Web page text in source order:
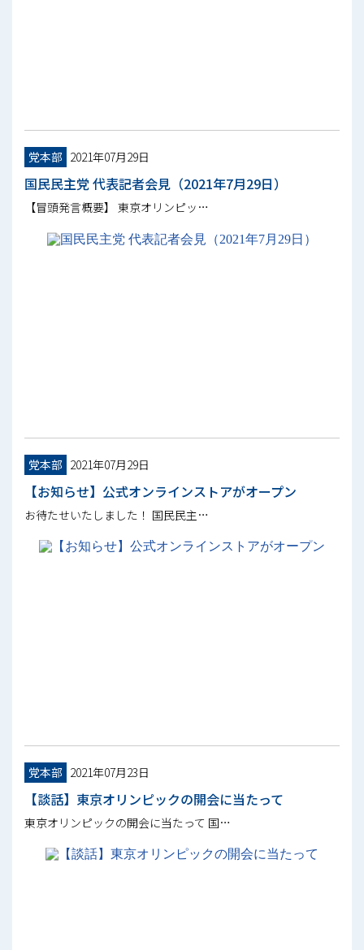
党本部 2021年07月29日
国民民主党 代表記者会見（2021年7月29日）
【冒頭発言概要】 東京オリンピッ…
党本部 2021年07月29日
【お知らせ】公式オンラインストアがオープン
お待たせいたしました！ 国民民主…
党本部 2021年07月23日
【談話】東京オリンピックの開会に当たって
東京オリンピックの開会に当たって 国…